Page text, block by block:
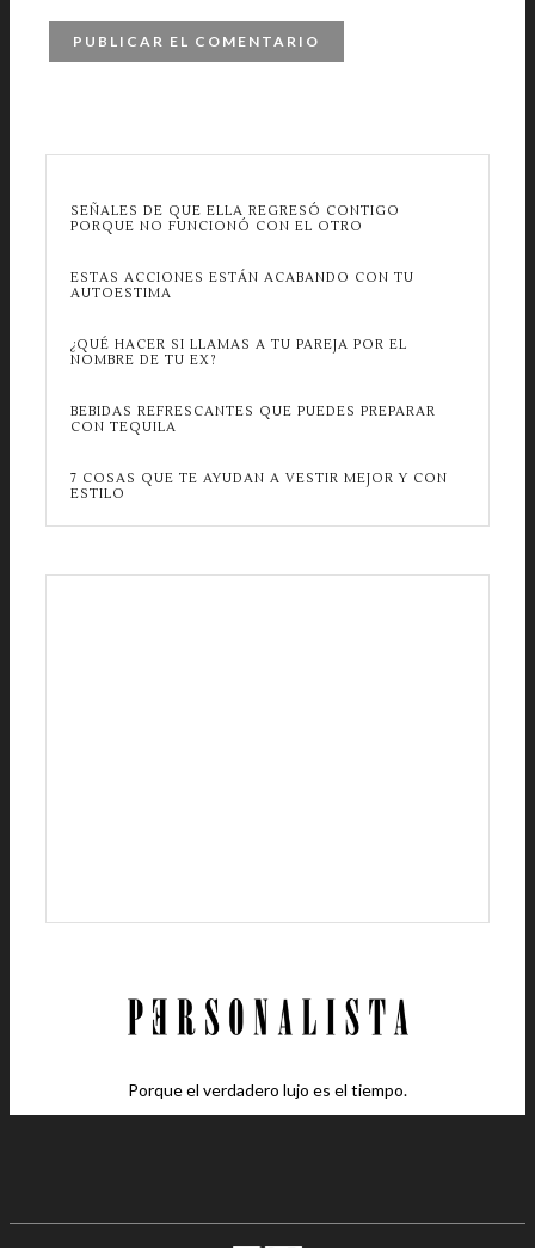
SEÑALES DE QUE ELLA REGRESÓ CONTIGO
PORQUE NO FUNCIONÓ CON EL OTRO
ESTAS ACCIONES ESTÁN ACABANDO CON TU
AUTOESTIMA
¿QUÉ HACER SI LLAMAS A TU PAREJA POR EL
NOMBRE DE TU EX?
BEBIDAS REFRESCANTES QUE PUEDES PREPARAR
CON TEQUILA
7 COSAS QUE TE AYUDAN A VESTIR MEJOR Y CON
ESTILO
Porque el verdadero lujo es el tiempo.